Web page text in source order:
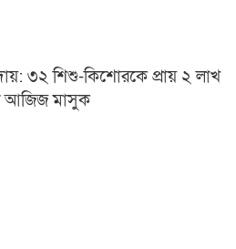
৩২ শিশু-কিশোরকে প্রায় ২ লাখ
আজিজ মাসুক